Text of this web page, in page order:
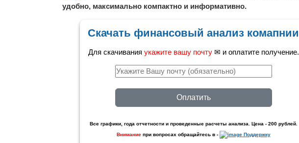
удобно, максимально компактно и информативно.
Скачать финансовый анализ комапнии
Для скачивания укажите вашу почту✉ и оплатите получение.
Оплатить
Все графики, года отчетности и проведенные расчеты анализа. Цена - 200 рублей.
Внимание при вопросах обращайтесь в - Поддержку